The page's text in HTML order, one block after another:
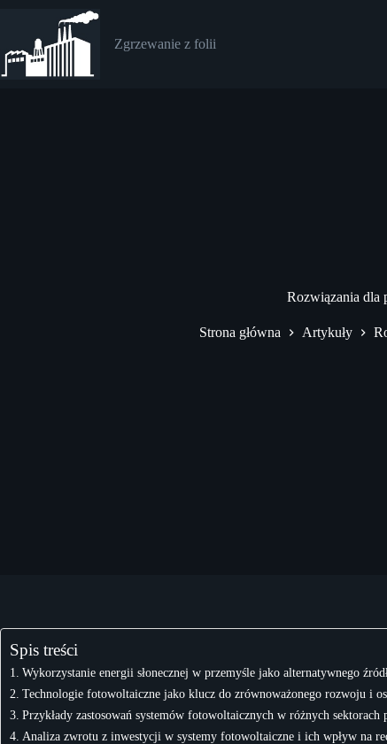
Zgrzewanie z folii
Rozwiązania dla
Strona główna Artykuły
Spis treści
Wykorzystanie energii słonecznej w przemyśle jako alternatywnego
Technologie fotowoltaiczne jako klucz do zrównoważonego rozwoju i
Przykłady zastosowań systemów fotowoltaicznych w różnych sektorach
Analiza zwrotu z inwestycji w systemy fotowoltaiczne i ich wpływ na